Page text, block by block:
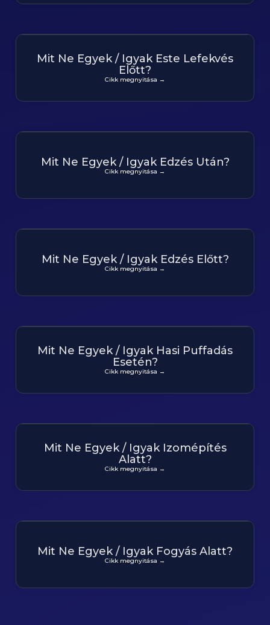
Mit Ne Egyek / Igyak Este Lefekvés
Előtt?
Cikk megnyitása →
Mit Ne Egyek / Igyak Edzés Után?
Cikk megnyitása →
Mit Ne Egyek / Igyak Edzés Előtt?
Cikk megnyitása →
Mit Ne Egyek / Igyak Hasi Puffadás
Esetén?
Cikk megnyitása →
Mit Ne Egyek / Igyak Izomépítés
Alatt?
Cikk megnyitása →
Mit Ne Egyek / Igyak Fogyás Alatt?
Cikk megnyitása →